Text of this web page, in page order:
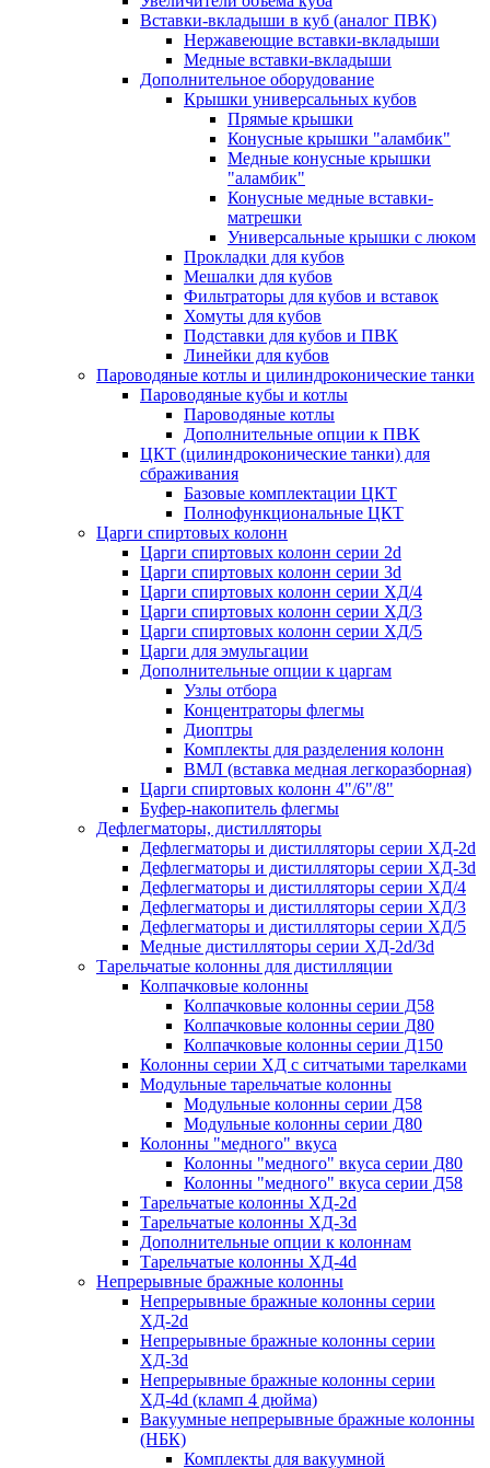
Вставки-вкладыши в куб (аналог ПВК)
Нержавеющие вставки-вкладыши
Медные вставки-вкладыши
Дополнительное оборудование
Крышки универсальных кубов
Прямые крышки
Конусные крышки "аламбик"
Медные конусные крышки
"аламбик"
Конусные медные вставки-
матрешки
Универсальные крышки с люком
Прокладки для кубов
Мешалки для кубов
Фильтраторы для кубов и вставок
Хомуты для кубов
Подставки для кубов и ПВК
Линейки для кубов
Пароводяные котлы и цилиндроконические танки
Пароводяные кубы и котлы
Пароводяные котлы
Дополнительные опции к ПВК
ЦКТ (цилиндроконические танки) для
сбраживания
Базовые комплектации ЦКТ
Полнофункциональные ЦКТ
Царги спиртовых колонн
Царги спиртовых колонн серии 2d
Царги спиртовых колонн серии 3d
Царги спиртовых колонн серии ХД/4
Царги спиртовых колонн серии ХД/3
Царги спиртовых колонн серии ХД/5
Царги для эмульгации
Дополнительные опции к царгам
Узлы отбора
Концентраторы флегмы
Диоптры
Комплекты для разделения колонн
ВМЛ (вставка медная легкоразборная)
Царги спиртовых колонн 4"/6"/8"
Буфер-накопитель флегмы
Дефлегматоры, дистилляторы
Дефлегматоры и дистилляторы серии ХД-2d
Дефлегматоры и дистилляторы серии ХД-3d
Дефлегматоры и дистилляторы серии ХД/4
Дефлегматоры и дистилляторы серии ХД/3
Дефлегматоры и дистилляторы серии ХД/5
Медные дистилляторы серии ХД-2d/3d
Тарельчатые колонны для дистилляции
Колпачковые колонны
Колпачковые колонны серии Д58
Колпачковые колонны серии Д80
Колпачковые колонны серии Д150
Колонны серии ХД с ситчатыми тарелками
Модульные тарельчатые колонны
Модульные колонны серии Д58
Модульные колонны серии Д80
Колонны "медного" вкуса
Колонны "медного" вкуса серии Д80
Колонны "медного" вкуса серии Д58
Тарельчатые колонны ХД-2d
Тарельчатые колонны ХД-3d
Дополнительные опции к колоннам
Тарельчатые колонны ХД-4d
Непрерывные бражные колонны
Непрерывные бражные колонны серии
ХД-2d
Непрерывные бражные колонны серии
ХД-3d
Непрерывные бражные колонны серии
ХД-4d (кламп 4 дюйма)
Вакуумные непрерывные бражные колонны
(НБК)
Комплекты для вакуумной